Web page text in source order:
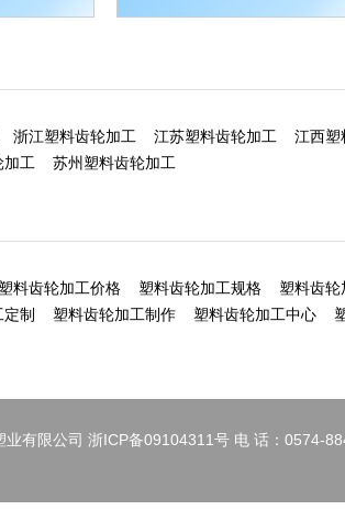
浙江塑料齿轮加工 江苏塑料齿轮加工
江西塑
加工 苏州塑料齿轮加工
塑料齿轮加工价格 塑料齿轮加工规格
塑料齿
制 塑料齿轮加工制作 塑料齿轮加工中心
业有限公司 浙ICP备09104311号 电 话：0574-